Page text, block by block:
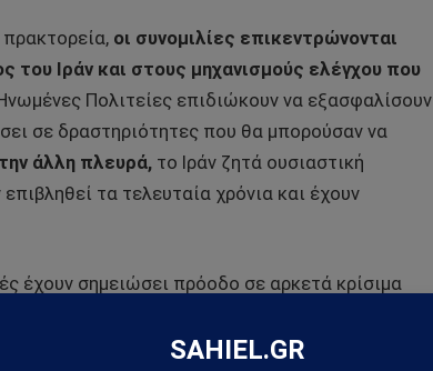
οι συνομιλίες επικεντρώνονται
Ιράν και στους μηχανισμούς ελέγχου που
Πολιτείες επιδιώκουν να εξασφαλίσουν
σε δραστηριότητες που θα μπορούσαν να
άλλη πλευρά, το Ιράν ζητά ουσιαστική
τα τελευταία χρόνια και έχουν
έχουν σημειώσει πρόοδο σε αρκετά κρίσιμα
εκκρεμότητες.